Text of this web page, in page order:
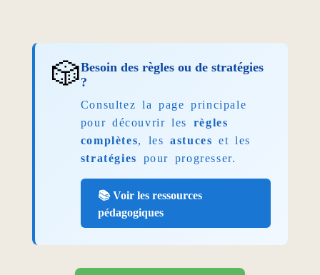
🎲Besoin des règles ou de stratégies
?
Consultez la page principale
pour découvrir les règles
complètes, lesastuces et les
stratégies
pour progresser.
📚 Voir les ressources
pédagogiques